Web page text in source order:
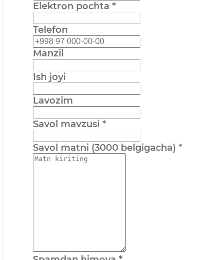
Elektron pochta *
Telefon
Manzil
Ish joyi
Lavozim
Savol mavzusi *
Savol matni (3000 belgigacha) *